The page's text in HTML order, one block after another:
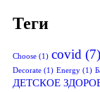
Теги
Choose (1) covid (7)
Decorate (1) Energy (1)
ДЕТСКОЕ